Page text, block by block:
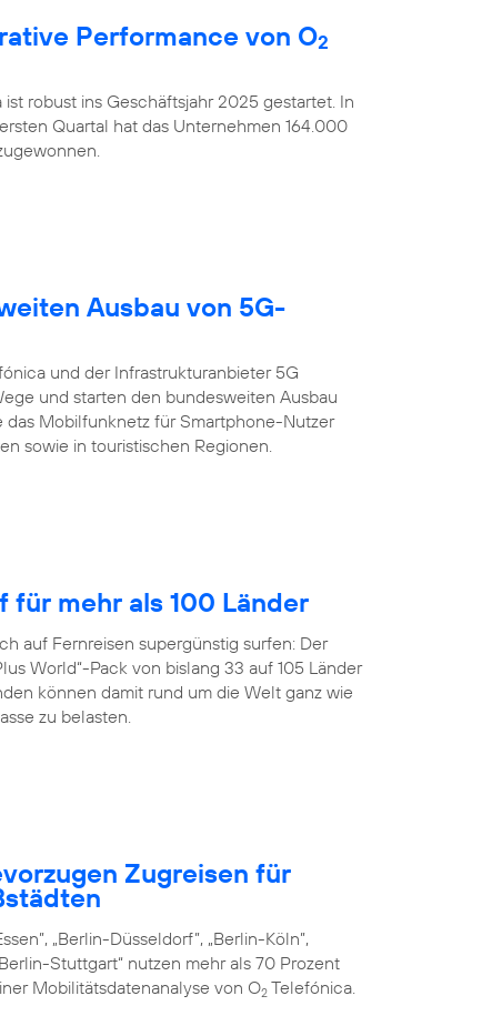
Performance von O2
ist robust ins Geschäftsjahr 2025 gestartet. In
Quartal hat das Unternehmen 164.000
Ausbau von 5G-
und der Infrastrukturanbieter 5G
und starten den bundesweiten Ausbau
Mobilfunknetz für Smartphone-Nutzer
sowie in touristischen Regionen.
mehr als 100 Länder
auf Fernreisen supergünstig surfen: Der
World“-Pack von bislang 33 auf 105 Länder
können damit rund um die Welt ganz wie
zu belasten.
Zugreisen für
„Berlin-Düsseldorf”, „Berlin-Köln”,
Stuttgart“ nutzen mehr als 70 Prozent
Mobilitätsdatenanalyse von O2 Telefónica.